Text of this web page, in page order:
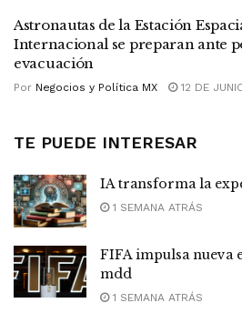
Astronautas de la Estación
Internacional se preparan ante
evacuación
Por Negocios y Política MX 12 DE
TE PUEDE INTERESAR
IA transforma la
1 SEMANA ATRÁS
FIFA impulsa nueva
mdd
1 SEMANA ATRÁS